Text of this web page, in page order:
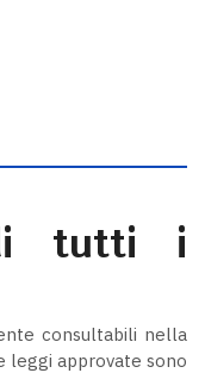
tutti i
consultabili nella
leggi approvate sono